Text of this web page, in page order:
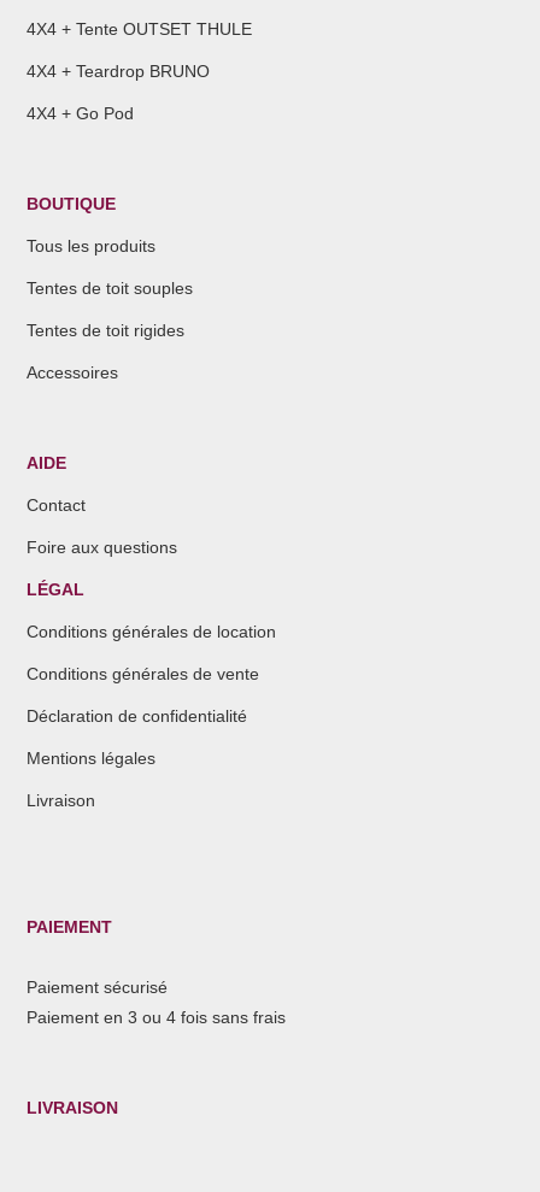
4X4 + Tente OUTSET THULE
4X4 + Teardrop BRUNO
4X4 + Go Pod
BOUTIQUE
Tous les produits
Tentes de toit souples
Tentes de toit rigides
Accessoires
AIDE
Contact
Foire aux questions
LÉGAL
Conditions générales de location
Conditions générales de vente
Déclaration de confidentialité
Mentions légales
Livraison
PAIEMENT
Paiement sécurisé
Paiement en 3 ou 4 fois sans frais
LIVRAISON